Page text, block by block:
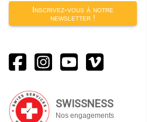
Inscrivez-vous à notre
newsletter !
SWISSNESS
Nos engagements